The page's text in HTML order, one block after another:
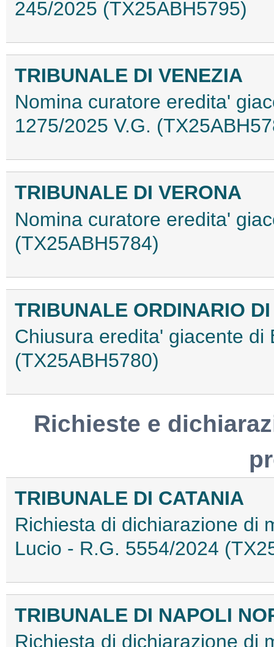
245/2025 (TX25ABH5795)
TRIBUNALE DI VENEZIA
Nomina curatore eredita'
1275/2025 V.G.
TRIBUNALE DI VERONA
Nomina curatore eredita'
(TX25ABH5784)
TRIBUNALE ORDINARIO
Chiusura eredita' giacente di
(TX25ABH5780)
Richieste e
TRIBUNALE DI CATANIA
Richiesta di dichiarazione di
Lucio - R.G. 5554/2024
TRIBUNALE DI NAPOLI
Richiesta di dichiarazione di